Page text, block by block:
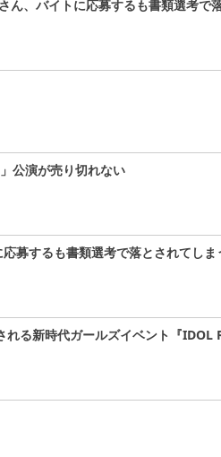
ん、バイトに応募するも書類選考で
公演が売り切れない
募するも書類選考で落とされてしま
れる新時代ガールズイベント『IDOL